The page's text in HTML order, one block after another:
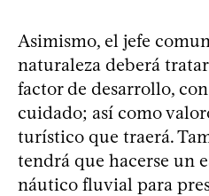
Asimismo, el jefe
naturaleza deberá
factor de desarrollo,
cuidado; así como
turístico que traerá.
tendrá que hacerse un
náutico fluvial para